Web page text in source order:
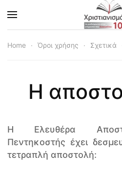
Skip to main content
Home Όροι χρήσης Σχετικά
Η
H Ελευθέρα
Πεντηκοστής έχει
τετραπλή αποστολή: